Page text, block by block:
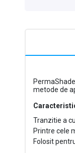
metode de
Tranzitie a
Printre cele
Folosit